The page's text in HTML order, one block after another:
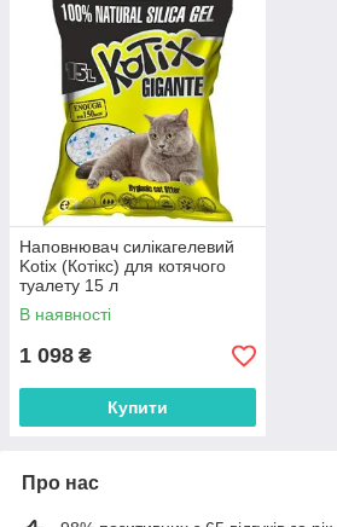
Наповнювач силікагелевий
Kotix (Котікс) для котячого
туалету 15 л
В наявності
1 098 ₴
Купити
Про нас